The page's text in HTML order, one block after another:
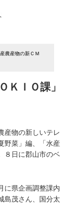
農産物の新ＣＭ
ＫＩＯ課」
産物の新しいテレ
野菜」編、「水産
８日に郡山市のベ
に県企画調整課内
島茂さん、国分太